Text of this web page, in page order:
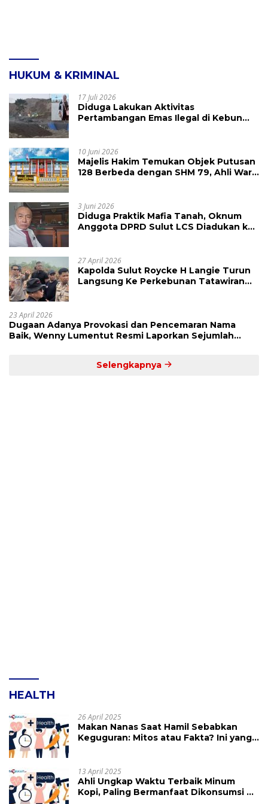
HUKUM & KRIMINAL
17 Juli 2026
Diduga Lakukan Aktivitas
Pertambangan Emas Ilegal di Kebun
10 Juni 2026
Majelis Hakim Temukan Objek Putusan
128 Berbeda dengan SHM 79, Ahli Waris
3 Juni 2026
Diduga Praktik Mafia Tanah, Oknum
Anggota DPRD Sulut LCS Diadukan ke
27 April 2026
Kapolda Sulut Roycke H Langie Turun
Langsung Ke Perkebunan Tatawiran
23 April 2026
Dugaan Adanya Provokasi dan Pencemaran Nama
Baik, Wenny Lumentut Resmi Laporkan Sejumlah
Selengkapnya
HEALTH
26 April 2025
Makan Nanas Saat Hamil Sebabkan
Keguguran: Mitos atau Fakta? Ini yang
13 April 2025
Ahli Ungkap Waktu Terbaik Minum
Kopi, Paling Bermanfaat Dikonsumsi di